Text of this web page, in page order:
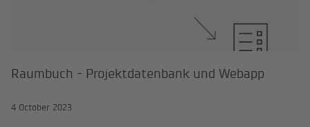
Raumbuch - Projektdatenbank und Webapp
4 October 2023